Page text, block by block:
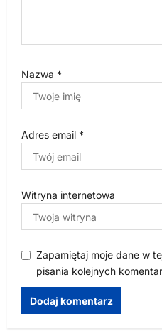
Nazwa *
Adres email *
Witryna internetowa
Zapamiętaj moje dane w
pisania kolejnych